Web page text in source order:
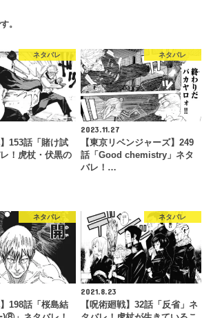
。
ネタバレ
】153話「賭け試
！虎杖・伏黒の
ネタバレ
2023.11.27
【東京リベンジャーズ】249
話「Good chemistry」ネタ
バレ！…
ネタバレ
】198話「桜島結
ネタバレ
2021.8.23
【呪術廻戦】32話「反省」ネ